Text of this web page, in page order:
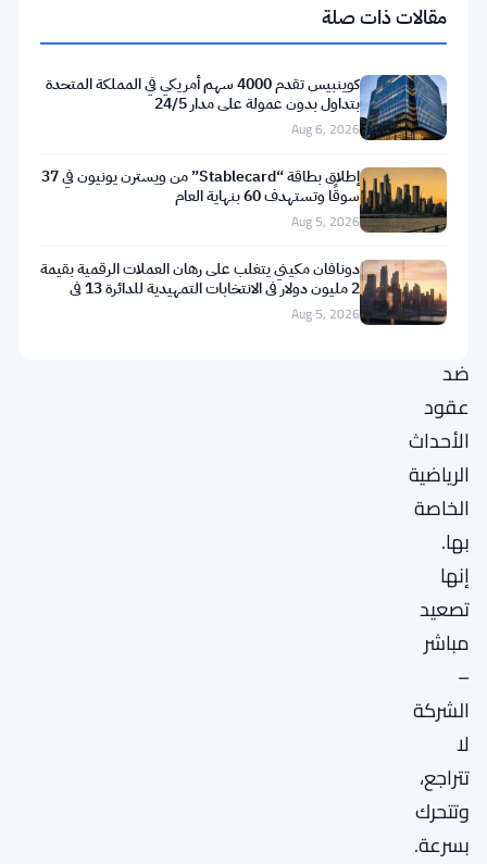
نيويورك
منع
مسؤولي
القمار
في
الولاية
من
تطبيق
اللوائح
ضد
عقود
الأحداث
الرياضية
الخاصة
بها.
إنها
تصعيد
مباشر
–
الشركة
لا
تتراجع،
وتتحرك
بسرعة.
مقالات ذات صلة
كوينبيس تقدم 4000 سهم أمريكي في المملكة المتحدة
بتداول بدون عمولة على مدار 24/5
Aug 6, 2026
إطلاق بطاقة “Stablecard” من ويسترن يونيون في 37
سوقًا وتستهدف 60 بنهاية العام
Aug 5, 2026
دونافان مكيني يتغلب على رهان العملات الرقمية بقيمة
2 مليون دولار في الانتخابات التمهيدية للدائرة 13 في
ميشيغان
Aug 5, 2026